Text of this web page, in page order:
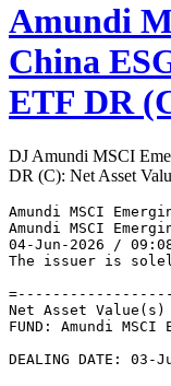
Amundi
China
ETF DR
DJ Amundi MSCI
DR (C): Net Asset
Amundi MSCI
Amundi MSCI
04-Jun-2026 / 09:08
The issuer is
Net Asset Value(s)
FUND: Amundi
DEALING DATE: 03-